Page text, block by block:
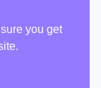
you get